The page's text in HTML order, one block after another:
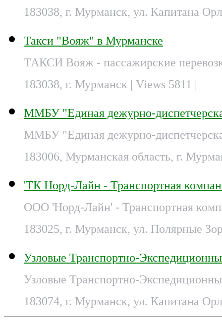
183038, г. Мурманск, ул. Капитана
Такси "Вояж" в Мурманске
ТАКСИ Вояж - пассажирские
183038, г. Мурманск | Views 5811 |
ММБУ "Единая дежурно-
ММБУ "Единая дежурно-
183006, Мурманская область, г.
'ТК Норд-Лайн - Транспортная
ООО 'Норд-Лайн' - Транспортная
183025, г. Мурманск, ул. Полярные
Узловые Транспортно-
Узловые Транспортно-
183074, г. Мурманск, ул. Капитана